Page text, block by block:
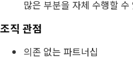
많은 부분을 자체 수행할 수
조직 관점
의존 없는 파트너십